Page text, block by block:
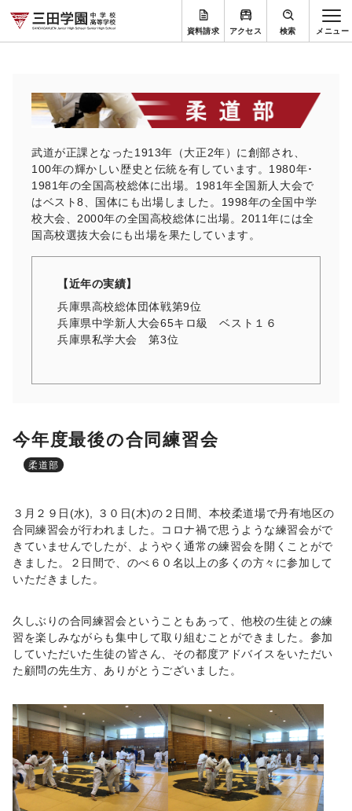
資料請求 アクセス 検索
武道が正課となった1913年（大正2年）に創部され、
100年の輝かしい歴史と伝統を有しています。1980年･
1981年の全国高校総体に出場。1981年全国新人大会で
はベスト8、国体にも出場しました。1998年の全国中学
校大会、2000年の全国高校総体に出場。2011年には全
国高校選抜大会にも出場を果たしています。
【近年の実績】
兵庫県高校総体団体戦第9位
兵庫県中学新人大会65キロ級 ベスト１６
兵庫県私学大会 第3位
今年度最後の合同練習会
柔道部
３月２９日(水), ３０日(木)の２日間、本校柔道場で丹有地区の
合同練習会が行われました。コロナ禍で思うような練習会がで
きていませんでしたが、ようやく通常の練習会を開くことがで
きました。２日間で、のべ６０名以上の多くの方々に参加して
いただきました。
久しぶりの合同練習会ということもあって、他校の生徒との練
習を楽しみながらも集中して取り組むことができました。参加
していただいた生徒の皆さん、その都度アドバイスをいただい
た顧問の先生方、ありがとうございました。